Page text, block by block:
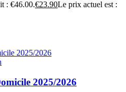
: €46.00.€23.90Le prix actuel est :
2025/2026